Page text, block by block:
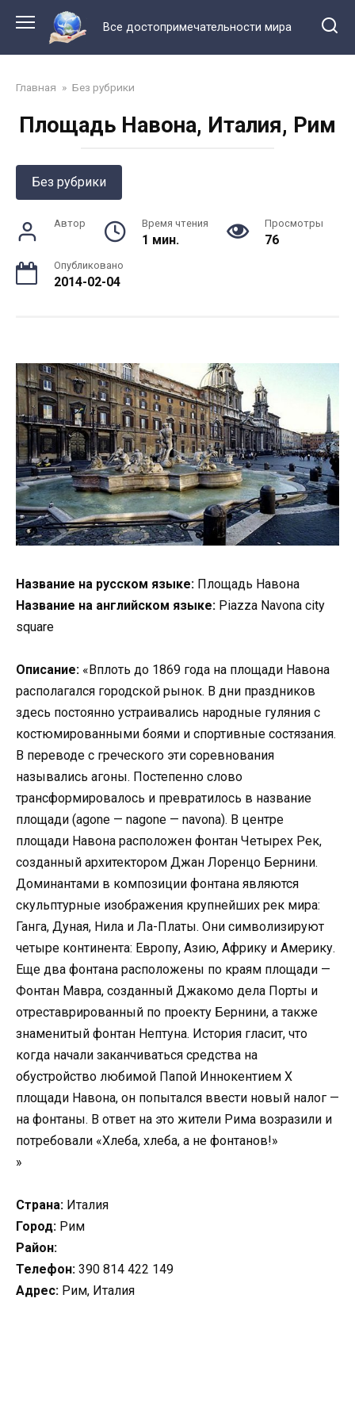
контенту
Все достопримечательности мира
Главная » Без рубрики
Площадь Навона, Италия, Рим
Без рубрики
Автор Время чтения
1 мин.
Просмотры
76
Опубликовано
2014-02-04
Название на русском языке: Площадь Навона
Название на английском языке: Piazza Navona city
square
Описание: «Вплоть до 1869 года на площади Навона
располагался городской рынок. В дни праздников
здесь постоянно устраивались народные гуляния с
костюмированными боями и спортивные состязания.
В переводе с греческого эти соревнования
назывались агоны. Постепенно слово
трансформировалось и превратилось в название
площади (agone — nagone — navona). В центре
площади Навона расположен фонтан Четырех Рек,
созданный архитектором Джан Лоренцо Бернини.
Доминантами в композиции фонтана являются
скульптурные изображения крупнейших рек мира:
Ганга, Дуная, Нила и Ла-Платы. Они символизируют
четыре континента: Европу, Азию, Африку и Америку.
Еще два фонтана расположены по краям площади —
Фонтан Мавра, созданный Джакомо дела Порты и
отреставрированный по проекту Бернини, а также
знаменитый фонтан Нептуна. История гласит, что
когда начали заканчиваться средства на
обустройство любимой Папой Иннокентием Х
площади Навона, он попытался ввести новый налог —
на фонтаны. В ответ на это жители Рима возразили и
потребовали «Хлеба, хлеба, а не фонтанов!»
»
Страна: Италия
Город: Рим
Район:
Телефон: 390 814 422 149
Адрес: Рим, Италия